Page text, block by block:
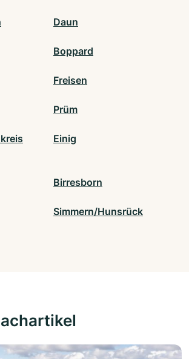
Daun
Boppard
Freisen
Prüm
Einig
Birresborn
Simmern/Hunsrück